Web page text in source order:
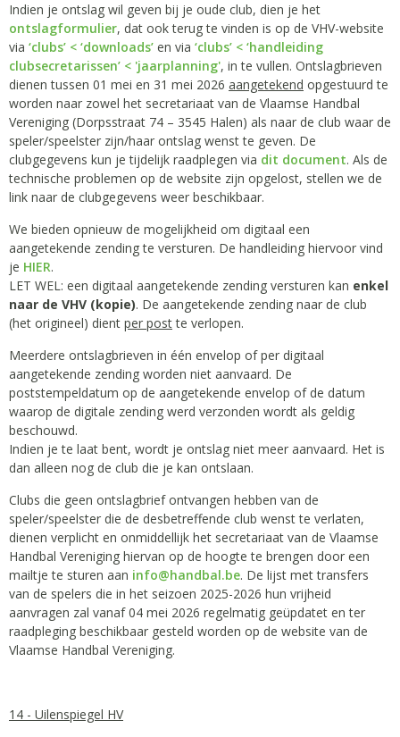
Indien je ontslag wil geven bij je oude club, dien je het
ontslagformulier, dat ook terug te vinden is op de VHV-website
via ‘clubs’ < ‘downloads’ en via ‘clubs’ < ‘handleiding
clubsecretarissen’ < 'jaarplanning', in te vullen. Ontslagbrieven
dienen tussen 01 mei en 31 mei 2026 aangetekend opgestuurd te
worden naar zowel het secretariaat van de Vlaamse Handbal
Vereniging (Dorpsstraat 74 – 3545 Halen) als naar de club waar de
speler/speelster zijn/haar ontslag wenst te geven. De
clubgegevens kun je tijdelijk raadplegen via dit document. Als de
technische problemen op de website zijn opgelost, stellen we de
link naar de clubgegevens weer beschikbaar.
We bieden opnieuw de mogelijkheid om digitaal een
aangetekende zending te versturen. De handleiding hiervoor vind
je HIER.
LET WEL: een digitaal aangetekende zending versturen kan enkel
naar de VHV (kopie). De aangetekende zending naar de club
(het origineel) dient per postte verlopen.
Meerdere ontslagbrieven in één envelop of per digitaal
aangetekende zending worden niet aanvaard. De
poststempeldatum op de aangetekende envelop of de datum
waarop de digitale zending werd verzonden wordt als geldig
beschouwd.
Indien je te laat bent, wordt je ontslag niet meer aanvaard. Het is
dan alleen nog de club die je kan ontslaan.
Clubs die geen ontslagbrief ontvangen hebben van de
speler/speelster die de desbetreffende club wenst te verlaten,
dienen verplicht en onmiddellijk het secretariaat van de Vlaamse
Handbal Vereniging hiervan op de hoogte te brengen door een
mailtje te sturen aan info@handbal.be. De lijst met transfers
van de spelers die in het seizoen 2025-2026 hun vrijheid
aanvragen zal vanaf 04 mei 2026 regelmatig geüpdatet en ter
raadpleging beschikbaar gesteld worden op de website van de
Vlaamse Handbal Vereniging.
14 - Uilenspiegel HV